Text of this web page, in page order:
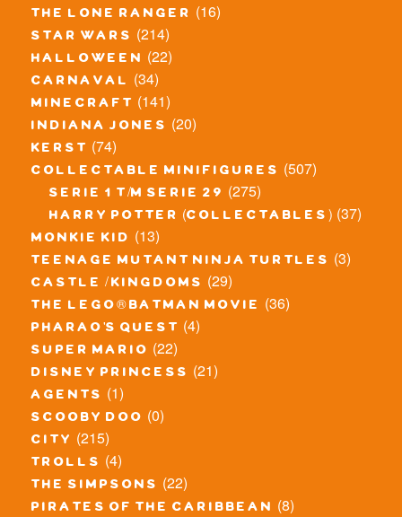
the lone ranger (16)
star wars (214)
halloween (22)
carnaval (34)
minecraft (141)
indiana jones (20)
kerst (74)
collectable minifigures (507)
serie 1 t/m serie 29 (275)
harry potter (collectables) (37)
monkie kid (13)
teenage mutant ninja turtles (3)
castle / kingdoms (29)
the lego® batman movie (36)
pharao's quest (4)
super mario (22)
disney princess (21)
agents (1)
scooby doo (0)
city (215)
trolls (4)
the simpsons (22)
pirates of the caribbean (8)